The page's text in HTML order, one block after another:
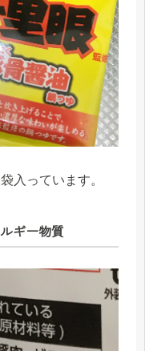
入っています。
ギー物質